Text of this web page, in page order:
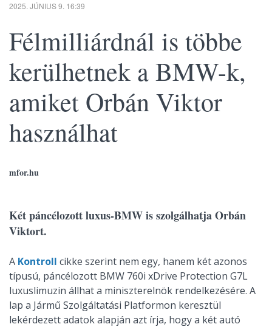
2025. JÚNIUS 9. 16:39
Félmilliárdnál is többe
kerülhetnek a BMW-k,
amiket Orbán Viktor
használhat
mfor.hu
Két páncélozott luxus-BMW is szolgálhatja Orbán
Viktort.
A Kontroll cikke szerint nem egy, hanem két azonos
típusú, páncélozott BMW 760i xDrive Protection G7L
luxuslimuzin állhat a miniszterelnök rendelkezésére. A
lap a Jármű Szolgáltatási Platformon keresztül
lekérdezett adatok alapján azt írja, hogy a két autó